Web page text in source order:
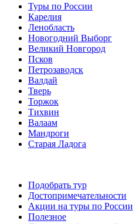
Туры по России
Карелия
Ленобласть
Новогодний Выборг
Великий Новгород
Псков
Петрозаводск
Валдай
Тверь
Торжок
Тихвин
Валаам
Мандроги
Старая Ладога
Подобрать тур
Достопримечательности
Акции на туры по России
Полезное